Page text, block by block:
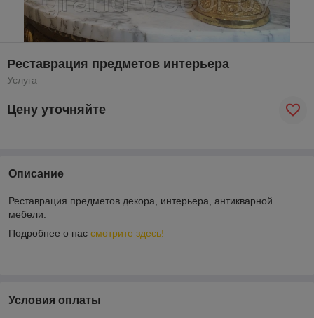
Реставрация предметов интерьера
Услуга
Цену уточняйте
Описание
Реставрация предметов декора, интерьера, антикварной
мебели.
Подробнее о нас смотрите здесь!
Условия оплаты